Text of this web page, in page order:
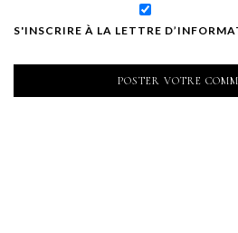
S'INSCRIRE À LA LETTRE